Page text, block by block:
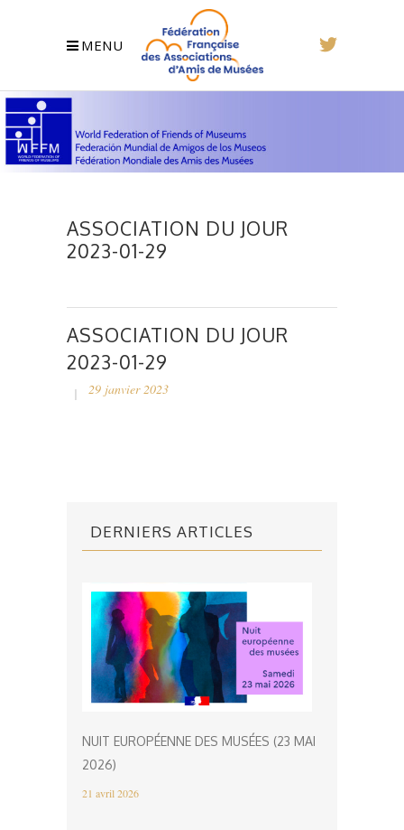
MENU
ASSOCIATION DU JOUR
2023-01-29
ASSOCIATION DU JOUR
2023-01-29
29 janvier 2023
DERNIERS ARTICLES
NUIT EUROPÉENNE DES MUSÉES (23 MAI
2026)
21 avril 2026